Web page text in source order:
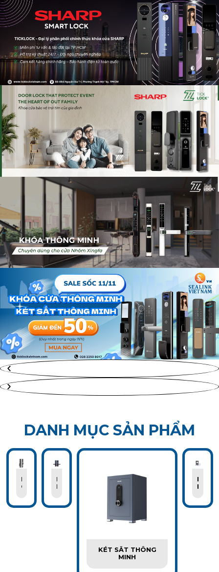
DANH MỤC SẢN PHẨM
KHÓA
CỬA
KHÓA
KHÁCH
KÉT SẮT THÔNG
MINH
PHỤ
KIỆN
MINH